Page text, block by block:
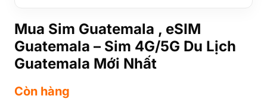
Mua Sim Guatemala , eSIM
Guatemala – Sim 4G/5G Du Lịch
Guatemala Mới Nhất
Còn hàng